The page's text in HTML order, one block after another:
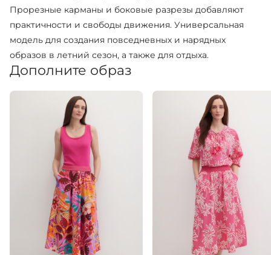
Прорезные карманы и боковые разрезы добавляют
практичности и свободы движения. Универсальная
модель для создания повседневных и нарядных
образов в летний сезон, а также для отдыха.
Дополните образ